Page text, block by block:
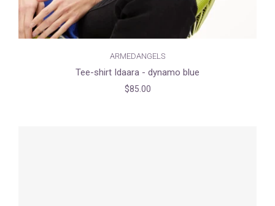
ARMEDANGELS
Tee-shirt Idaara - dynamo blue
$85.00